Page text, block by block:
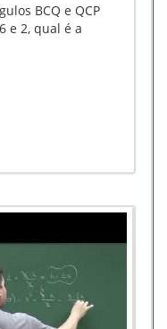
BCQ e QCP
e 2, qual é a